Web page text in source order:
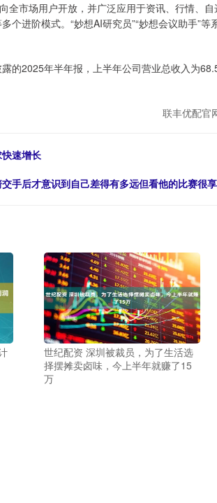
市场用户开放，并广泛应用于资讯、行情、
个进阶模式。“妙想AI研究员”“妙想会议助手”
2025年半年报，上半年公司营业总收入为
联丰优配官
速增长
手后才意识到自己差得有多远但看他的比赛很
世纪配资 深圳被裁员，为了生活选
择摆摊卖卤味，今上半年就赚了15
万